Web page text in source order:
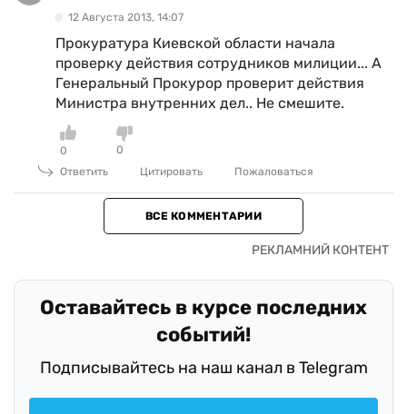
12 Августа 2013, 14:07
Прокуратура Киевской области начала
проверку действия сотрудников милиции... А
Генеральный Прокурор проверит действия
Министра внутренних дел.. Не смешите.
0
0
Ответить
Цитировать Пожаловаться
ВСЕ КОММЕНТАРИИ
Оставайтесь в курсе последних
событий!
Подписывайтесь на наш канал в Telegram